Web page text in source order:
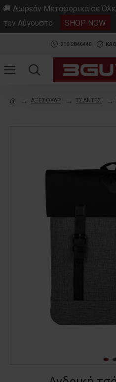
🚚 Δωρεάν Μεταφορικά σε
τον Αύγουστο
SHOP NOW
210 2846440
ΑΞΕΣΟΥΑΡ ΤΣΑΝΤΕΣ